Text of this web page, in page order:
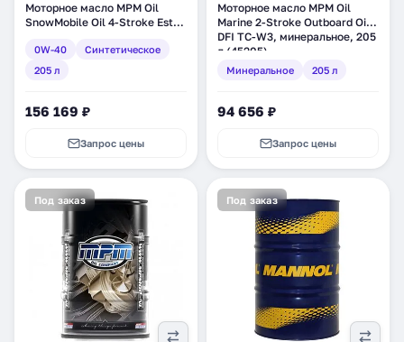
Моторное масло MPM Oil
SnowMobile Oil 4-Stroke Ester
205 л (SN030305)
0W-40
Синтетическое
205 л
156 169 ₽
Запрос цены
Моторное масло MPM Oil
Marine 2-Stroke Outboard Oi
DFI TC-W3, минеральное, 205
л (45205)
Минеральное 205 л
94 656 ₽
Запрос цены
Под заказ Под заказ